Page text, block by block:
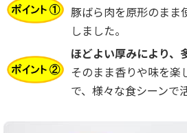
豚ばら肉を原形のまま
しました。
ほどよい厚みにより、
そのまま香りや味を
で、様々な食シーンで